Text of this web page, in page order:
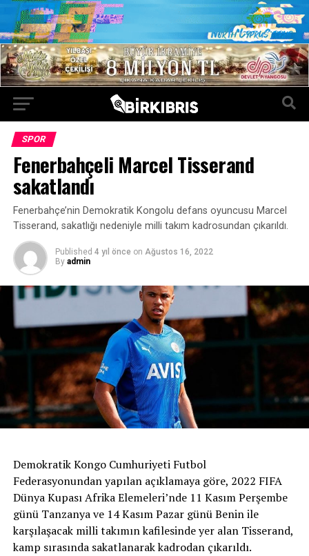
SPOR
Fenerbahçeli Marcel Tisserand
sakatlandı
Fenerbahçe’nin Demokratik Kongolu defans oyuncusu Marcel
Tisserand, sakatlığı nedeniyle milli takım kadrosundan çıkarıldı.
Published 4 yıl önce on Ağustos 16, 2022
By admin
Demokratik Kongo Cumhuriyeti Futbol
Federasyonundan yapılan açıklamaya göre, 2022 FIFA
Dünya Kupası Afrika Elemeleri’nde 11 Kasım Perşembe
günü Tanzanya ve 14 Kasım Pazar günü Benin ile
karşılaşacak milli takımın kafilesinde yer alan Tisserand,
kamp sırasında sakatlanarak kadrodan çıkarıldı.